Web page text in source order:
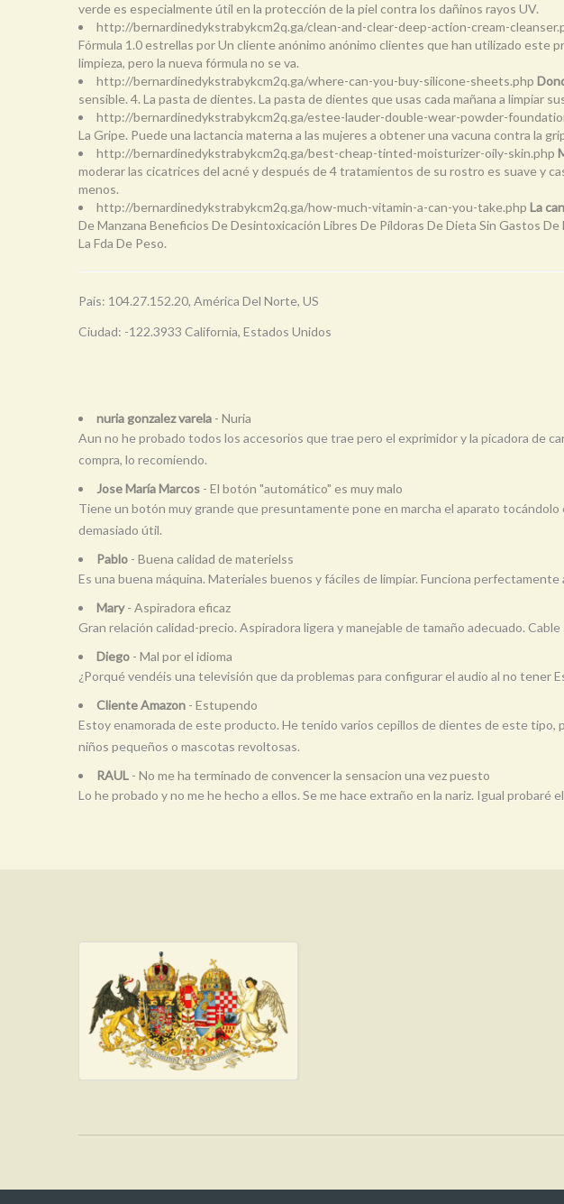
verde es especialmente útil en la protección de la piel contra los dañinos rayos UV.
http://bernardinedykstrabykcm2q.ga/clean-and-clear-deep-action-cream-
Fórmula 1.0 estrellas por Un cliente anónimo anónimo clientes que han utilizado este
limpieza, pero la nueva fórmula no se va.
http://bernardinedykstrabykcm2q.ga/where-can-you-buy-silicone-sheets.php
sensible. 4. La pasta de dientes. La pasta de dientes que usas cada mañana a limpiar
http://bernardinedykstrabykcm2q.ga/estee-lauder-double-wear-powder-
La Gripe. Puede una lactancia materna a las mujeres a obtener una vacuna contra la
http://bernardinedykstrabykcm2q.ga/best-cheap-tinted-moisturizer-oily-skin.php
moderar las cicatrices del acné y después de 4 tratamientos de su rostro es suave y
menos.
http://bernardinedykstrabykcm2q.ga/how-much-vitamin-a-can-you-take.php La
De Manzana Beneficios De Desintoxicación Libres De Píldoras De Dieta Sin Gastos
La Fda De Peso.
País: 104.27.152.20, América Del Norte, US
Ciudad: -122.3933 California, Estados Unidos
nuria gonzalez varela - Nuria
Aun no he probado todos los accesorios que trae pero el exprimidor y la picadora de
compra, lo recomiendo.
Jose María Marcos - El botón "automático" es muy malo
Tiene un botón muy grande que presuntamente pone en marcha el aparato
demasiado útil.
Pablo - Buena calidad de materielss
Es una buena máquina. Materiales buenos y fáciles de limpiar. Funciona
Mary- Aspiradora eficaz
Gran relación calidad-precio. Aspiradora ligera y manejable de tamaño adecuado.
Diego - Mal por el idioma
¿Porqué vendéis una televisión que da problemas para configurar el audio al no tener
Cliente Amazon - Estupendo
Estoy enamorada de este producto. He tenido varios cepillos de dientes de este
niños pequeños o mascotas revoltosas.
RAUL - No me ha terminado de convencer la sensacion una vez puesto
Lo he probado y no me he hecho a ellos. Se me hace extraño en la nariz. Igual probaré